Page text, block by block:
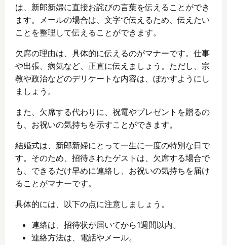
は、新郎新婦に直接お詫びの言葉を伝えることができ
ます。メールの場合は、文字で伝えるため、伝えたい
ことを整理して伝えることができます。
欠席の理由は、具体的に伝えるのがマナーです。仕事
や出張、病気など、正直に伝えましょう。ただし、宗
教や政治などのデリケートな内容は、ぼかすようにし
ましょう。
また、欠席する代わりに、祝電やプレゼントを贈るの
も、お祝いの気持ちを示すことができます。
結婚式は、新郎新婦にとって一生に一度の特別な日で
す。そのため、招待されたゲストは、欠席する場合で
も、できるだけ早めに連絡し、お祝いの気持ちを届け
ることがマナーです。
具体的には、以下の点に注意しましょう。
連絡は、招待状が届いてから1週間以内。
連絡方法は、電話やメール。